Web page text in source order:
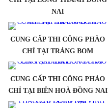
NAI
CUNG CẤP THI CÔNG PHÀO
CHỈ TẠI TRẢNG BOM
CUNG CẤP THI CÔNG PHÀO
CHỈ TẠI BIÊN HOÀ ĐỒNG NAI